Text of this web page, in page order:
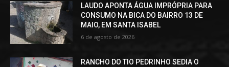
LAUDO APONTA ÁGUA IMPRÓPRIA PARA
CONSUMO NA BICA DO BAIRRO 13 DE
MAIO, EM SANTA ISABEL
6 de agosto de 2026
RANCHO DO TIO PEDRINHO SEDIA O